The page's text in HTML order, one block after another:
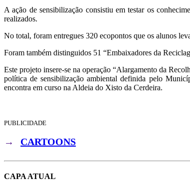
A ação de sensibilização consistiu em testar os
realizados.
No total, foram entregues 320 ecopontos que os alunos
Foram também distinguidos 51 “Embaixadores da
Este projeto insere-se na operação “Alargamento da
política de sensibilização ambiental definida pelo
encontra em curso na Aldeia do Xisto da Cerdeira.
PUBLICIDADE
→ CARTOONS
CAPA ATUAL